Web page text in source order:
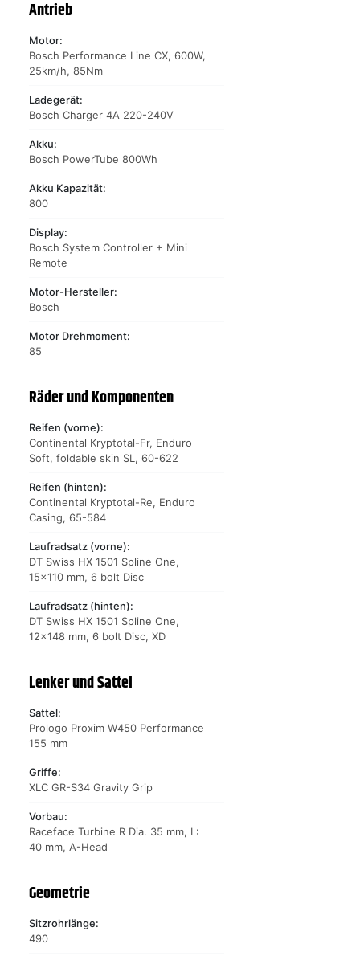
Antrieb
Motor:
Bosch Performance Line CX, 600W,
25km/h, 85Nm
Ladegerät:
Bosch Charger 4A 220-240V
Akku:
Bosch PowerTube 800Wh
Akku Kapazität:
800
Display:
Bosch System Controller + Mini
Remote
Motor-Hersteller:
Bosch
Motor Drehmoment:
85
Räder und Komponenten
Reifen (vorne):
Continental Kryptotal-Fr, Enduro
Soft, foldable skin SL, 60-622
Reifen (hinten):
Continental Kryptotal-Re, Enduro
Casing, 65-584
Laufradsatz (vorne):
DT Swiss HX 1501 Spline One,
15x110 mm, 6 bolt Disc
Laufradsatz (hinten):
DT Swiss HX 1501 Spline One,
12x148 mm, 6 bolt Disc, XD
Lenker und Sattel
Sattel:
Prologo Proxim W450 Performance
155 mm
Griffe:
XLC GR-S34 Gravity Grip
Vorbau:
Raceface Turbine R Dia. 35 mm, L:
40 mm, A-Head
Geometrie
Sitzrohrlänge:
490